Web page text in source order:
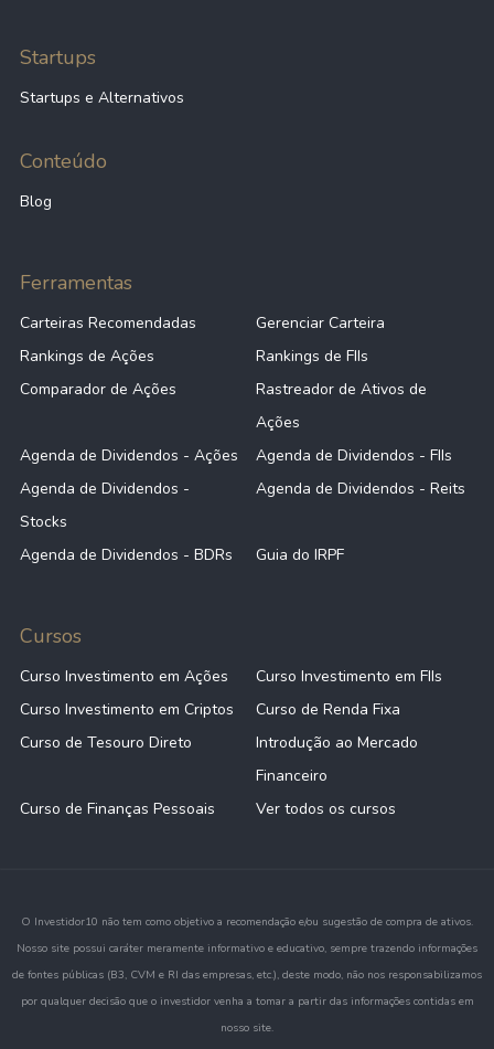
Startups
Startups e Alternativos
Conteúdo
Blog
Ferramentas
Carteiras Recomendadas
Gerenciar Carteira
Rankings de Ações
Rankings de FIIs
Comparador de Ações
Rastreador de Ativos de
Ações
Agenda de Dividendos - Ações
Agenda de Dividendos - FIIs
Agenda de Dividendos -
Stocks
Agenda de Dividendos - Reits
Agenda de Dividendos - BDRs Guia do IRPF
Cursos
Curso Investimento em Ações
Curso Investimento em FIIs
Curso Investimento em Criptos
Curso de Renda Fixa
Curso de Tesouro Direto
Introdução ao Mercado
Financeiro
Curso de Finanças Pessoais
Ver todos os cursos
O Investidor10 não tem como objetivo a recomendação e/ou sugestão de compra de ativos.
Nosso site possui caráter meramente informativo e educativo, sempre trazendo informações
de fontes públicas (B3, CVM e RI das empresas, etc.), deste modo, não nos responsabilizamos
por qualquer decisão que o investidor venha a tomar a partir das informações contidas em
nosso site.